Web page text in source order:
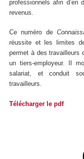
professionnels afin d’en
revenus.
Ce numéro de
réussite et les limites
permet à des travailleurs
un tiers-employeur. Il
salariat, et conduit
travailleurs.
Télécharger le pdf